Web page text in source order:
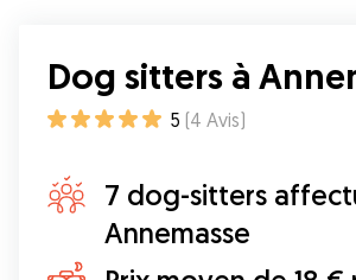
Dog sitters à
5 (4 Avis)
7 dog-sitters
Annemasse